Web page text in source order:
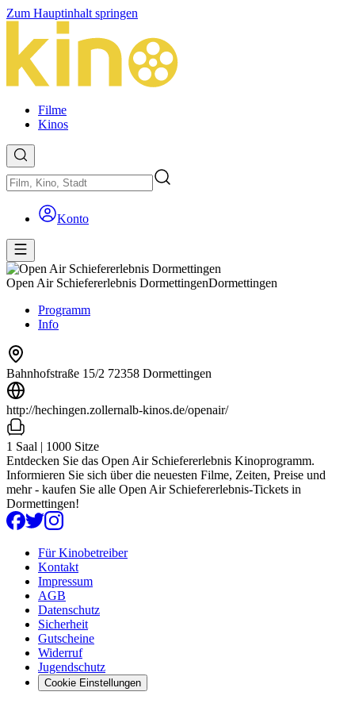
Zum Hauptinhalt springen
Filme
Kinos
Konto
Open Air Schiefererlebnis DormettingenDormettingen
Programm
Info
Bahnhofstraße 15/2 72358 Dormettingen
http://hechingen.zollernalb-kinos.de/openair/
1 Saal | 1000 Sitze
Entdecken Sie das Open Air Schiefererlebnis Kinoprogramm.
Informieren Sie sich über die neuesten Filme, Zeiten, Preise und
mehr - kaufen Sie alle Open Air Schiefererlebnis-Tickets in
Dormettingen!
Für Kinobetreiber
Kontakt
Impressum
AGB
Datenschutz
Sicherheit
Gutscheine
Widerruf
Jugendschutz
Cookie Einstellungen